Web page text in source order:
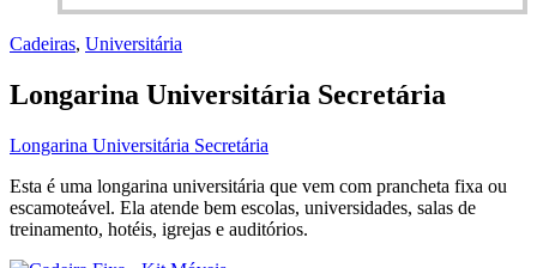
Cadeiras, Universitária
Longarina Universitária Secretária
Longarina Universitária Secretária
Esta é uma longarina universitária que vem com prancheta fixa ou
escamoteável. Ela atende bem escolas, universidades, salas de
treinamento, hotéis, igrejas e auditórios.